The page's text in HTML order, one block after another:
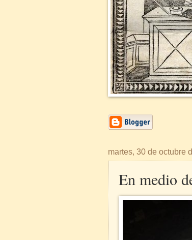
martes, 30 de octubre
En medio